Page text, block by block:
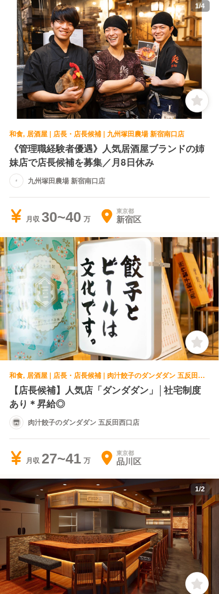
1/4
和食, 居酒屋 | 店長・店長候補 | 九州塚田農場 新宿南口店
《管理職経験者優遇》人気居酒屋ブランドの姉
妹店で店長候補を募集／月8日休み
九州塚田農場 新宿南口店
月収 30~40 東京都
新宿区
和食, 居酒屋 | 店長・店長候補 | 肉汁餃子のダンダダン 五反田西口店
【店長候補】人気店「ダンダダン」│社宅制度
あり＊昇給◎
肉汁餃子のダンダダン 五反田西口店
月収 27~41 東京都
品川区
1/2